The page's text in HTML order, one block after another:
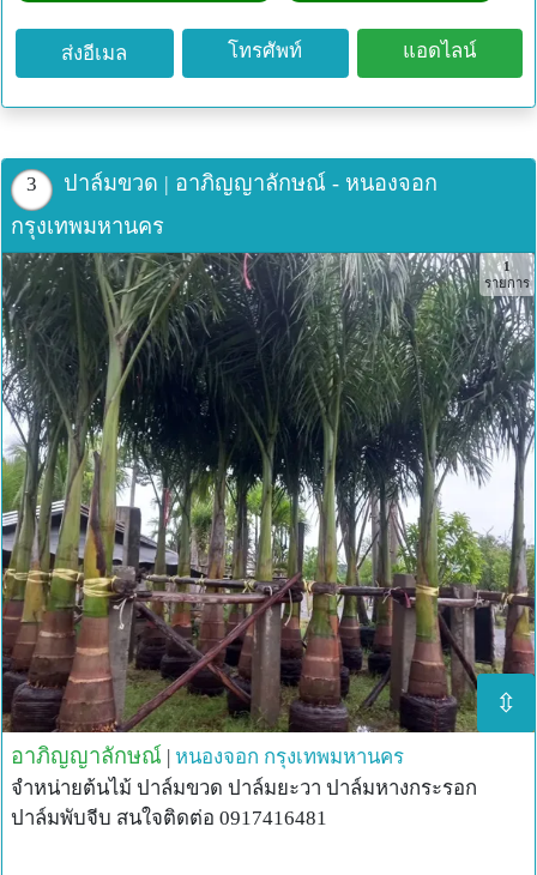
ส่งอีเมล โทรศัพท์ แอดไลน์
3
ปาล์มขวด | อาภิญญาลักษณ์ - หนองจอก
กรุงเทพมหานคร
⇳
1
รายการ
อาภิญญาลักษณ์ หนองจอก กรุงเทพมหานคร
จำหน่ายต้นไม้ ปาล์มขวด ปาล์มยะวา ปาล์มหางกระรอก
ปาล์มพับจีบ สนใจติดต่อ 0917416481